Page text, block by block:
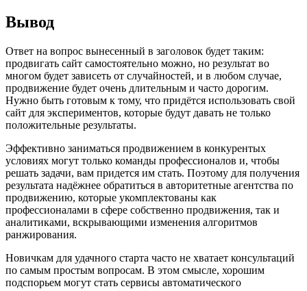
Вывод
Ответ на вопрос вынесенный в заголовок будет таким:
продвигать сайт самостоятельно можно, но результат во
многом будет зависеть от случайностей, и в любом случае,
продвижение будет очень длительным и часто дорогим.
Нужно быть готовым к тому, что придётся использовать свой
сайт для экспериментов, которые будут давать не только
положительные результаты.
Эффективно заниматься продвижением в конкурентых
условиях могут только команды профессионалов и, чтобы
решать задачи, вам придется им стать. Поэтому для получения
результата надёжнее обратиться в авторитетные агентства по
продвижению, которые укомплектованы как
профессионалами в сфере собственно продвижения, так и
аналитиками, вскрывающими изменения алгоритмов
ранжирования.
Новичкам для удачного старта часто не хватает консультаций
по самым простым вопросам. В этом смысле, хорошим
подспорьем могут стать сервисы автоматического